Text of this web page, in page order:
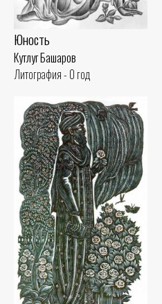
Юность
Кутлуг Башаров
Литография - 0 год